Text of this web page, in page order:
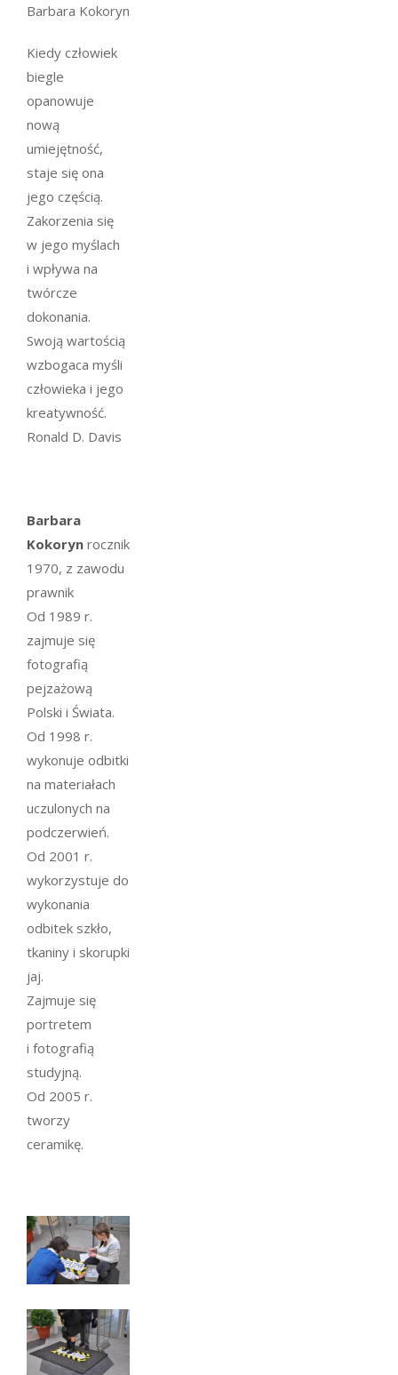
Barbara Kokoryn
Kiedy człowiek
biegle
opanowuje
nową
umiejętność,
staje się ona
jego częścią.
Zakorzenia się
w jego myślach
i wpływa na
twórcze
dokonania.
Swoją wartością
wzbogaca myśli
człowieka i jego
kreatywność.
Ronald D. Davis
Barbara
Kokoryn rocznik
1970, z zawodu
prawnik
Od 1989 r.
zajmuje się
fotografią
pejzażową
Polski i Świata.
Od 1998 r.
wykonuje odbitki
na materiałach
uczulonych na
podczerwień.
Od 2001 r.
wykorzystuje do
wykonania
odbitek szkło,
tkaniny i skorupki
jaj.
Zajmuje się
portretem
i fotografią
studyjną.
Od 2005 r.
tworzy
ceramikę.